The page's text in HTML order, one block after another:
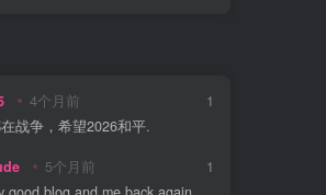
4个月前
1
战争，希望2026和平.
5个月前
1